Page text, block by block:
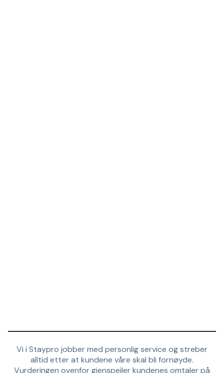
Vi i Staypro jobber med personlig service og streber
alltid etter at kundene våre skal bli fornøyde.
Vurderingen ovenfor gjenspeiler kundenes omtaler på